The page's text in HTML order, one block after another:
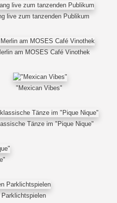
live zum tanzenden Publikum
am MOSES Café Vinothek
"Mexican Vibes"
Tänze im "Pique Nique"